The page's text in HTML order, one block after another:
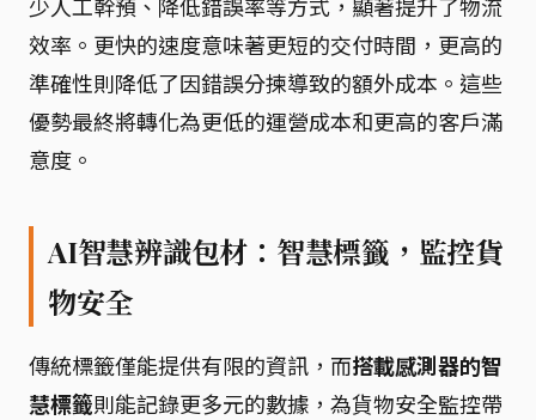
效率。更快的速度意味著更短的交付時間，更高的
準確性則降低了因錯誤分揀導致的額外成本。這些
優勢最終將轉化為更低的運營成本和更高的客戶滿
意度。
AI智慧辨識包材：智慧標籤，監控貨
物安全
傳統標籤僅能提供有限的資訊，而搭載感測器的智
慧標籤則能記錄更多元的數據，為貨物安全監控帶